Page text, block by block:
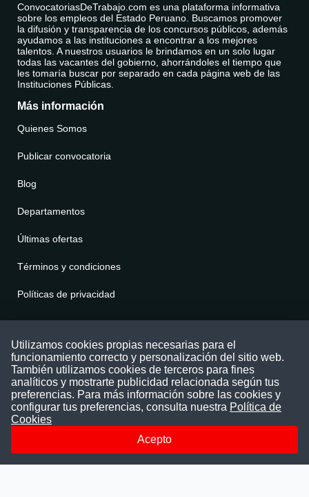
ConvocatoriasDeTrabajo.com es una plataforma informativa
sobre los empleos del Estado Peruano. Buscamos promover
la difusión y transparencia de los concursos públicos, además
ayudamos a las instituciones a encontrar a los mejores
talentos. A nuestros usuarios le brindamos en un solo lugar
todas las vacantes del gobierno, ahorrándoles el tiempo que
les tomaría buscar por separado en cada página web de las
Instituciones Públicas.
Más información
Quienes Somos
Publicar convocatoria
Blog
Departamentos
Últimas ofertas
Términos y condiciones
Políticas de privacidad
Puede comunicarse con nosotros a través
nuestras redes sociales o del correo:
contacto@convocatoriasdetrabajo.com
Siguenos en:
Utilizamos cookies propias necesarias para el
funcionamiento correcto y personalización del sitio web.
También utilizamos cookies de terceros para fines
analíticos y mostrarte publicidad relacionada según tus
preferencias. Para más información sobre las cookies y
configurar tus preferencias, consulta nuestra Política de
Cookies
Acepto